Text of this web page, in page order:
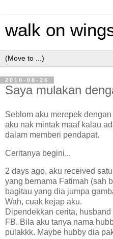
walk on
2010-08-26
Saya mulakan
Seblom aku merepek
aku nak mintak maaf kalau
dalam memberi pendapat.
Ceritanya begini...
2 days ago, aku received
yang bernama Fatimah (sah
bagitau yang dia jumpa
Wah, cuak kejap aku.
Dipendekkan cerita,
FB. Bila aku tanya nama
pulakkk. Maybe hubby dia